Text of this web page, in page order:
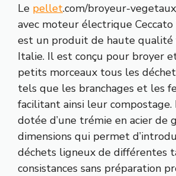
Le pellet.com/broyeur-
avec moteur électrique
est un produit de haute qualité
Italie. Il est conçu pour broyer
petits morceaux tous les
tels que les branchages et les
facilitant ainsi leur compostage.
dotée d’une trémie en acier de
dimensions qui permet
déchets ligneux de différentes
consistances sans préparation